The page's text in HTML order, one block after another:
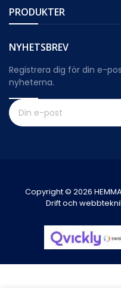
PRODUKTER
NYHETSBREV
Registrera dig för din e-
nyheterna.
Copyright © 2026
Drift och webbteknik